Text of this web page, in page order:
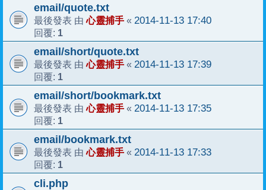
email/quote.txt
最後發表 由心靈捕手 « 2014-11-13 17:40
回覆: 1
email/short/quote.txt
最後發表 由心靈捕手 « 2014-11-13 17:39
回覆: 1
email/short/bookmark.txt
最後發表 由心靈捕手 « 2014-11-13 17:35
回覆: 1
email/bookmark.txt
最後發表 由心靈捕手 « 2014-11-13 17:33
回覆: 1
cli.php